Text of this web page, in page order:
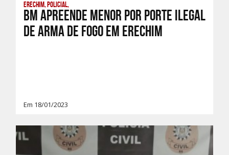
Erechim, Policial,
BM apreende menor por porte ilegal
de arma de fogo em Erechim
Em 18/01/2023